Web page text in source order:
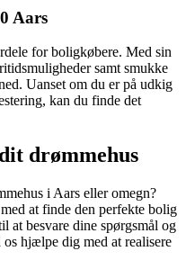
Aars
for boligkøbere. Med sin
samt smukke
Uanset om du er på udkig
kan du finde det
drømmehus
i Aars eller omegn?
at finde den perfekte bolig
besvare dine spørgsmål og
hjælpe dig med at realisere